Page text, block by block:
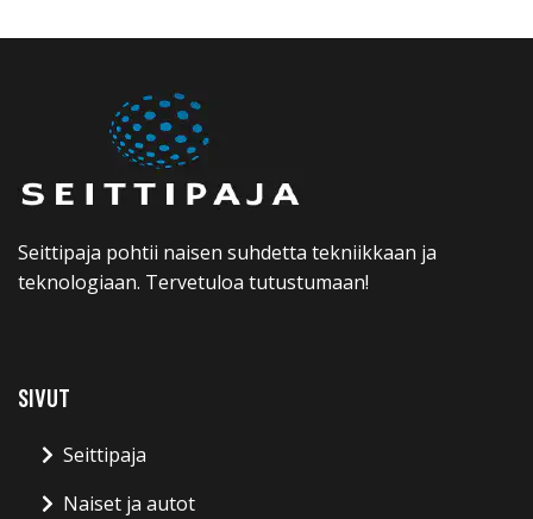
Seittipaja pohtii naisen suhdetta tekniikkaan ja
teknologiaan. Tervetuloa tutustumaan!
SIVUT
Seittipaja
Naiset ja autot